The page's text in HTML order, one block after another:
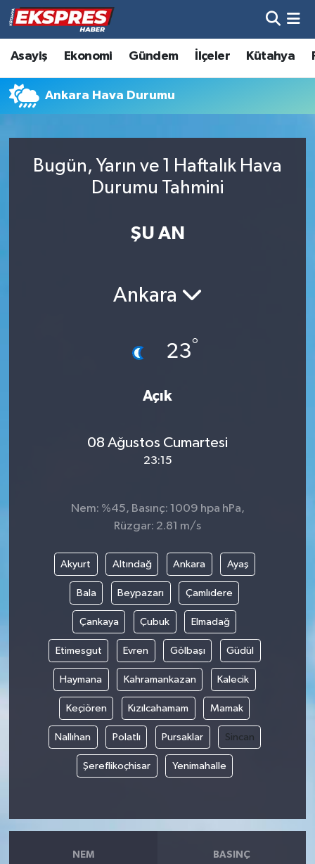
Asayiş Ekonomi Gündem İlçeler Kütahya
Ankara Hava Durumu
Bugün, Yarın ve 1 Haftalık Hava
Durumu Tahmini
ŞU AN
Ankara
23°
Açık
08 Ağustos Cumartesi
23:15
Nem: %45, Basınç: 1009 hpa hPa,
Rüzgar: 2.81 m/s
Akyurt Altındağ Ankara Ayaş
Bala Beypazarı Çamlıdere
Çankaya Çubuk Elmadağ
Etimesgut Evren Gölbaşı Güdül
Haymana Kahramankazan Kalecik
Keçiören Kızılcahamam Mamak
Nallıhan Polatlı Pursaklar Sincan
Şereflikoçhisar Yenimahalle
NEM BASINÇ
Altıntaş
Asayiş
Biyografiler
Genel
Gündem
Hisarcık
İlçeler
Köşe Yazıları
Kültür Sanat
Kütahya
Hava Durumu
Trafik Durumu
Tüm Manşetler
Son Dakika Haberleri